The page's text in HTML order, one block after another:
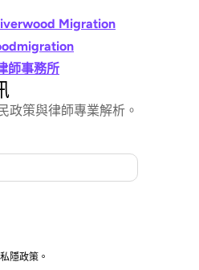
政策與律師專業解析。
隱政策。
Migration
師事務所